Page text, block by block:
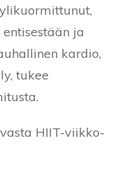
ja
kardio,
tukee
HIIT-viikko-